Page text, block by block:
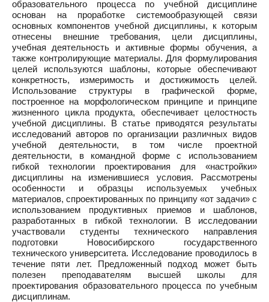
образовательного процесса по учебной дисциплине
основан на проработке системообразующей связи
основных компонентов учебной дисциплины, к которым
отнесены внешние требования, цели дисциплины,
учебная деятельность и активные формы обучения, а
также контролирующие материалы. Для формулирования
целей используются шаблоны, которые обеспечивают
конкретность, измеримость и достижимость целей.
Использование структуры в графической форме,
построенное на морфологическом принципе и принципе
жизненного цикла продукта, обеспечивает целостность
учебной дисциплины. В статье приводятся результаты
исследований авторов по организации различных видов
учебной деятельности, в том числе проектной
деятельности, в командной форме с использованием
гибкой технологии проектирования для «настройки»
дисциплины на изменившиеся условия. Рассмотрены
особенности и образцы используемых учебных
материалов, спроектированных по принципу «от задачи» с
использованием продуктивных приемов и шаблонов,
разработанных в гибкой технологии. В исследовании
участвовали студенты технического направления
подготовки Новосибирского государственного
технического университета. Исследование проводилось в
течение пяти лет. Предложенный подход может быть
полезен преподавателям высшей школы для
проектирования образовательного процесса по учебным
дисциплинам.